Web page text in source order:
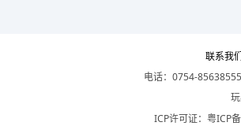
联系我
电话：0754-
ICP许可证： 粤ICP